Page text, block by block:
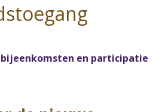
en participatie